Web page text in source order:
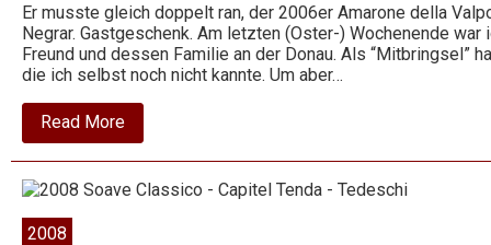
Er musste gleich doppelt ran, der 2006er Amarone della
Negrar. Gastgeschenk. Am letzten (Oster-) Wochenende
Freund und dessen Familie an der Donau. Als “Mitbringsel”
die ich selbst noch nicht kannte. Um aber…
Read Moreabout
2006
Amarone
Valpolicella
2008